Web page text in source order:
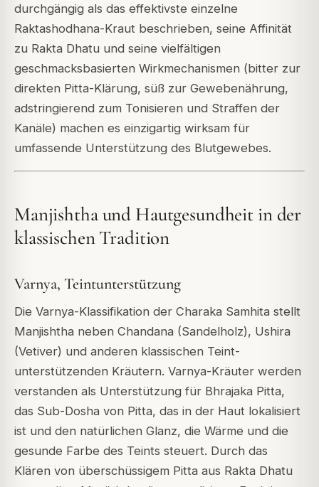
durchgängig als das effektivste einzelne
Raktashodhana-Kraut beschrieben, seine Affinität
zu Rakta Dhatu und seine vielfältigen
geschmacksbasierten Wirkmechanismen (bitter zur
direkten Pitta-Klärung, süß zur Gewebenährung,
adstringierend zum Tonisieren und Straffen der
Kanäle) machen es einzigartig wirksam für
umfassende Unterstützung des Blutgewebes.
Manjishtha und Hautgesundheit in der
klassischen Tradition
Varnya, Teintunterstützung
Die Varnya-Klassifikation der Charaka Samhita stellt
Manjishtha neben Chandana (Sandelholz), Ushira
(Vetiver) und anderen klassischen Teint-
unterstützenden Kräutern. Varnya-Kräuter werden
verstanden als Unterstützung für Bhrajaka Pitta,
das Sub-Dosha von Pitta, das in der Haut lokalisiert
ist und den natürlichen Glanz, die Wärme und die
gesunde Farbe des Teints steuert. Durch das
Klären von überschüssigem Pitta aus Rakta Dhatu